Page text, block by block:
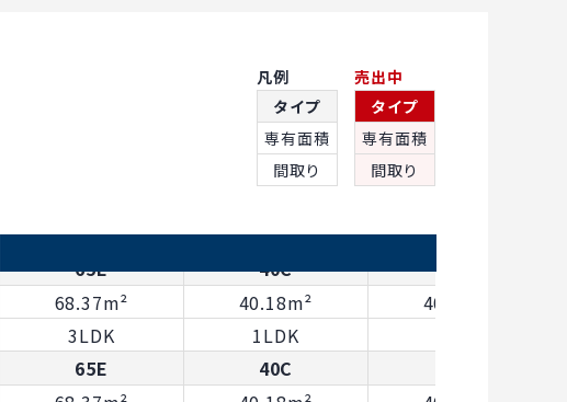
凡例
タイプ
専有面積
間取り
売出中
タイプ
専有面積
間取り
40C
40.18m²
1LDK
3LDK
40C
1LDK
65E
68.37m²
3LDK
40C
40.18m²
1LDK
40.79m²
65E
40C